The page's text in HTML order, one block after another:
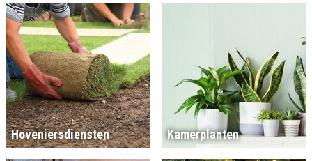
Hoveniersdiensten Kamerplanten